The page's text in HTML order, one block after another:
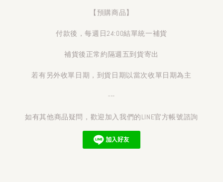
【預購商品】
付款後，每週日24:00結單統一補貨
補貨後正常約隔週五到貨寄出
若有另外收單日期，到貨日期以當次收單日期為主
---
如有其他商品疑問，歡迎加入我們的LINE官方帳號諮詢